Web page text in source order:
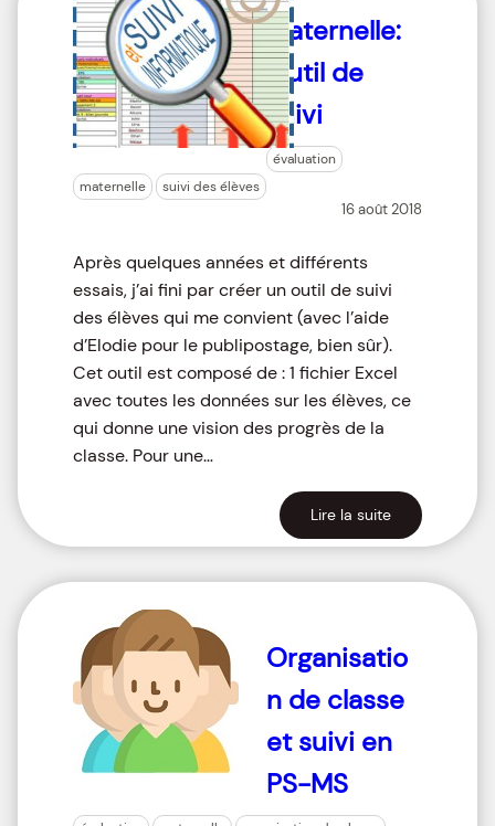
Maternelle:
Outil de
suivi
évaluation
maternelle
suivi des élèves
16 août 2018
Après quelques années et différents
essais, j’ai fini par créer un outil de suivi
des élèves qui me convient (avec l’aide
d’Elodie pour le publipostage, bien sûr).
Cet outil est composé de : 1 fichier Excel
avec toutes les données sur les élèves, ce
qui donne une vision des progrès de la
classe. Pour une…
Lire la suite
Organisatio
n de classe
et suivi en
PS-MS